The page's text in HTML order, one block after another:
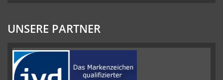
UNSERE PARTNER